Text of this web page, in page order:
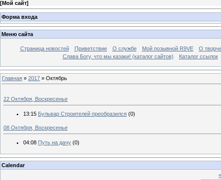
[Мой сайт]
Форма входа
Меню сайта
Страница новостей Приветствие О службе Мой позывной R9VE
О
Слава Богу, что мы казаки! (каталог сайтов)
Каталог ссылок
Главная » 2017 » Октябрь
22 Октября, Воскресенье
13:15 Бульвар Строителей преобразился (0)
08 Октября, Воскресенье
04:08 Путь на дачу (0)
Calendar
«